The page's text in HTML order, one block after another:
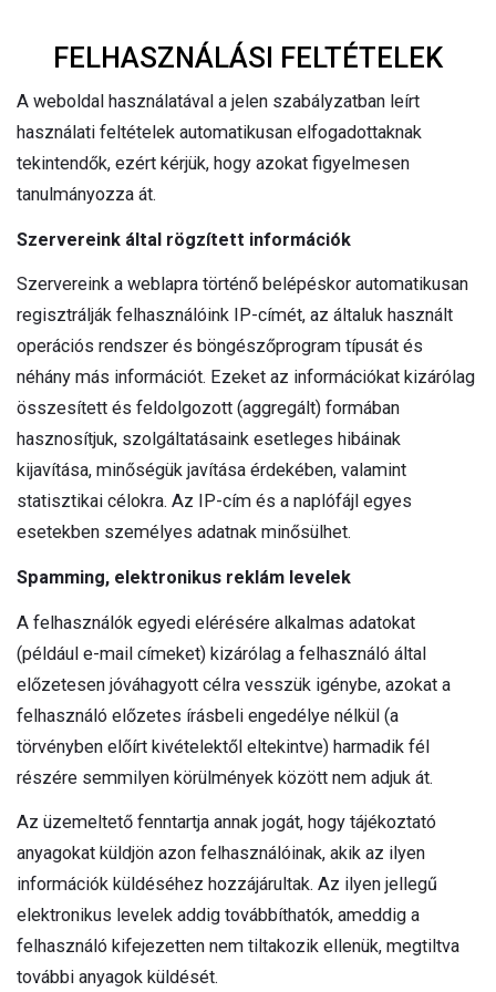
FELHASZNÁLÁSI FELTÉTELEK
A weboldal használatával a jelen szabályzatban leírt
használati feltételek automatikusan elfogadottaknak
tekintendők, ezért kérjük, hogy azokat figyelmesen
tanulmányozza át.
Szervereink által rögzített információk
Szervereink a weblapra történő belépéskor automatikusan
regisztrálják felhasználóink IP-címét, az általuk használt
operációs rendszer és böngészőprogram típusát és
néhány más információt. Ezeket az információkat kizárólag
összesített és feldolgozott (aggregált) formában
hasznosítjuk, szolgáltatásaink esetleges hibáinak
kijavítása, minőségük javítása érdekében, valamint
statisztikai célokra. Az IP-cím és a naplófájl egyes
esetekben személyes adatnak minősülhet.
Spamming, elektronikus reklám levelek
A felhasználók egyedi elérésére alkalmas adatokat
(például e-mail címeket) kizárólag a felhasználó által
előzetesen jóváhagyott célra vesszük igénybe, azokat a
felhasználó előzetes írásbeli engedélye nélkül (a
törvényben előírt kivételektől eltekintve) harmadik fél
részére semmilyen körülmények között nem adjuk át.
Az üzemeltető fenntartja annak jogát, hogy tájékoztató
anyagokat küldjön azon felhasználóinak, akik az ilyen
információk küldéséhez hozzájárultak. Az ilyen jellegű
elektronikus levelek addig továbbíthatók, ameddig a
felhasználó kifejezetten nem tiltakozik ellenük, megtiltva
további anyagok küldését.